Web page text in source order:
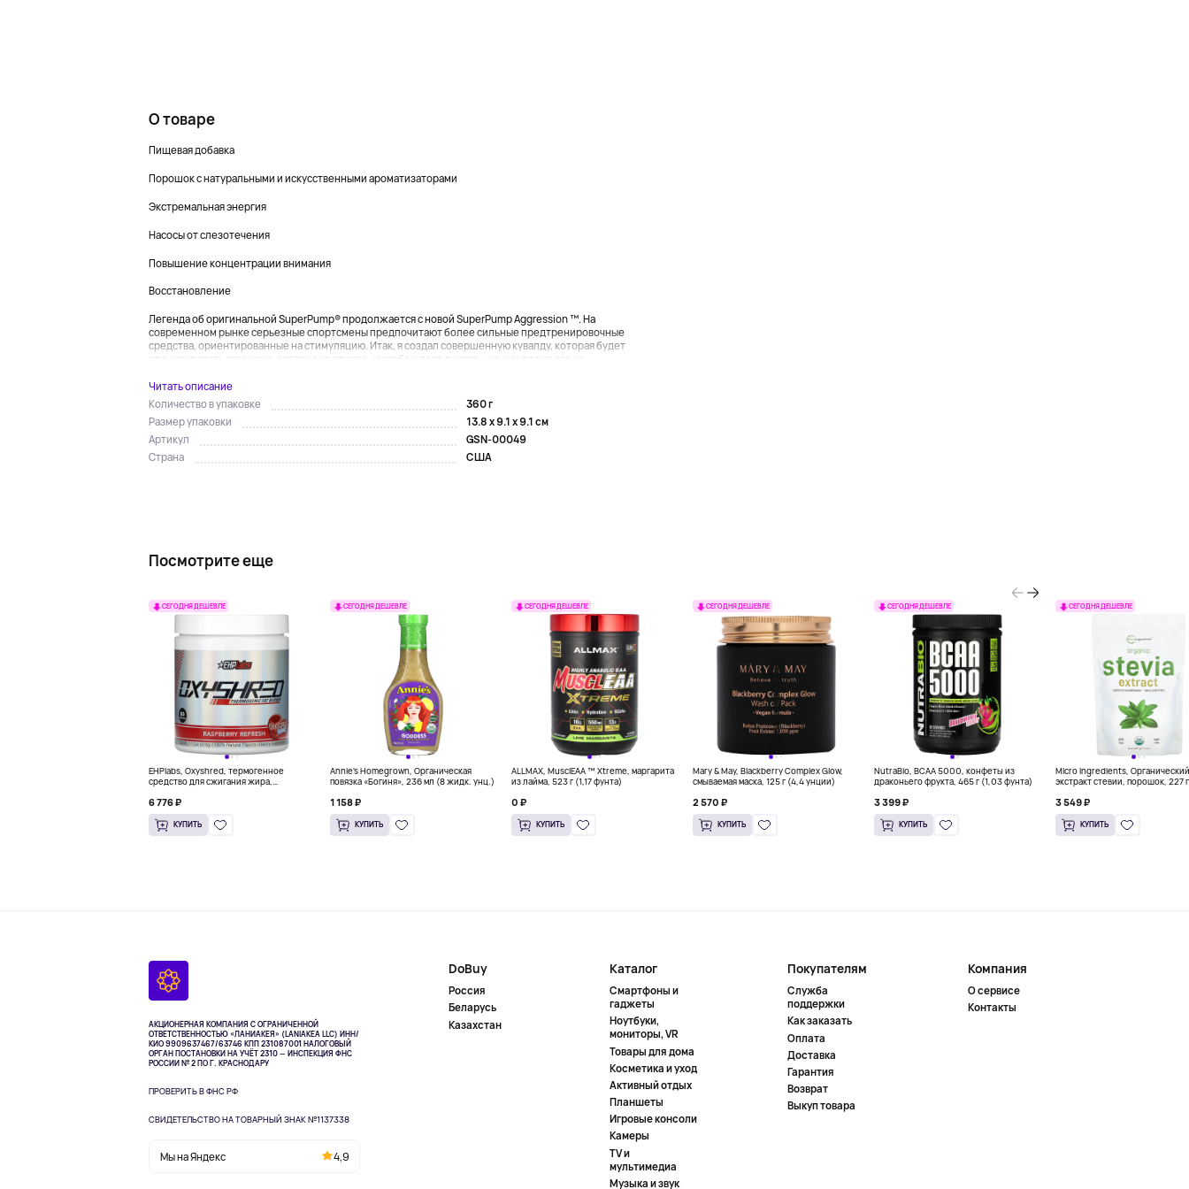
О товаре
Пищевая добавка
Порошок с натуральными и искусственными ароматизаторами
Экстремальная энергия
Насосы от слезотечения
Повышение концентрации внимания
Восстановление
Легенда об оригинальной SuperPump® продолжается с новой SuperPump Aggression ™. На
современном рынке серьезные спортсмены предпочитают более сильные предтренировочные
средства, ориентированные на стимуляцию. Итак, я создал совершенную кувалду, которая будет
стимулировать агрессию, которая не просто «освобождает дикаря», но и выводит его из...
Читать описание
Количество в упаковке
360 г
Размер упаковки
13.8 x 9.1 x 9.1 см
Артикул
GSN-00049
Страна
США
Посмотрите еще
СЕГОДНЯ ДЕШЕВЛЕ
EHPlabs, Oxyshred, термогенное
средство для сжигания жира,
унции)
6 776 ₽
КУПИТЬ
СЕГОДНЯ ДЕШЕВЛЕ
Annie's Homegrown, Органическая
повязка «Богиня», 236 мл (8 жидк. унц.)
1 158 ₽
КУПИТЬ
СЕГОДНЯ ДЕШЕВЛЕ
ALLMAX, MusclEAA ™ Xtreme, маргарита
из лайма, 523 г (1,17 фунта)
0 ₽
КУПИТЬ
СЕГОДНЯ ДЕШЕВЛЕ
Mary & May, Blackberry Complex Glow,
смываемая маска, 125 г (4,4 унции)
2 570 ₽
КУПИТЬ
СЕГОДНЯ ДЕШЕВЛЕ
NutraBio, BCAA 5000, конфеты из
драконьего фрукта, 465 г (1,03 фунта)
3 399 ₽
КУПИТЬ
СЕГОДНЯ ДЕШЕВЛЕ
Micro Ingredients, Органический
экстракт стевии, порошок, 227
3 549 ₽
КУПИТЬ
АКЦИОНЕРНАЯ КОМПАНИЯ С ОГРАНИЧЕННОЙ
ОТВЕТСТВЕННОСТЬЮ «ЛАНИАКЕЯ» (LANIAKEA LLC) ИНН/
КИО 9909637467/63746 КПП 231087001НАЛОГОВЫЙ
ОРГАН ПОСТАНОВКИ НА УЧЁТ 2310 — ИНСПЕКЦИЯ ФНС
РОССИИ № 2 ПО Г. КРАСНОДАРУ
ПРОВЕРИТЬ В ФНС РФ
СВИДЕТЕЛЬСТВО НА ТОВАРНЫЙ ЗНАК №1137338
Мы на Яндекс 4,9
DoBuy
Россия
Беларусь
Казахстан
Каталог
Смартфоны и
гаджеты
Ноутбуки,
мониторы, VR
Товары для дома
Косметика и уход
Активный отдых
Планшеты
Игровые консоли
Камеры
TV и
мультимедиа
Музыка и звук
Покупателям
Служба
поддержки
Как заказать
Оплата
Доставка
Гарантия
Возврат
Выкуп товара
Компания
О сервисе
Контакты